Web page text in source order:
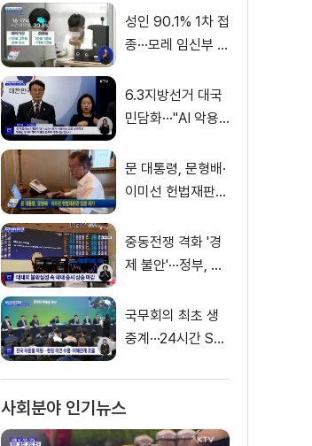
성인 90.1% 1차 접
종···모레 임신부 사
6.3지방선거 대국
민담화···"AI 악용
문 대통령, 문형배·
이미선 헌법재판관
중동전쟁 격화 '경
제 불안'···정부, 금
소화
국무회의 최초 생
중계···24시간 SN
사회분야 인기뉴스